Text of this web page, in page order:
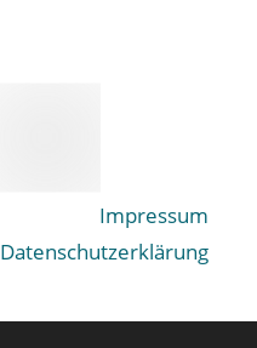
Impressum
Datenschutzerklärung